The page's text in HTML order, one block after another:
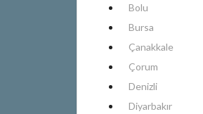
Bolu
Bursa
Çanakkale
Çorum
Denizli
Diyarbakır